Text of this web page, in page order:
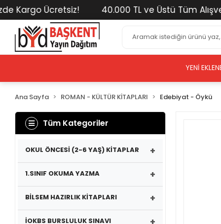
Ücretsiz! 40.000 TL ve Üstü Tüm
YENI
Ana Sayfa ROMAN - KÜLTÜR KİTAPLARI Edebiyat - Öykü
Tüm Kategoriler
OKUL ÖNCESİ (2-6 YAŞ) KİTAPLAR +
1.SINIF OKUMA YAZMA +
BİLSEM HAZIRLIK KİTAPLARI +
İOKBS BURSLULUK SINAVI